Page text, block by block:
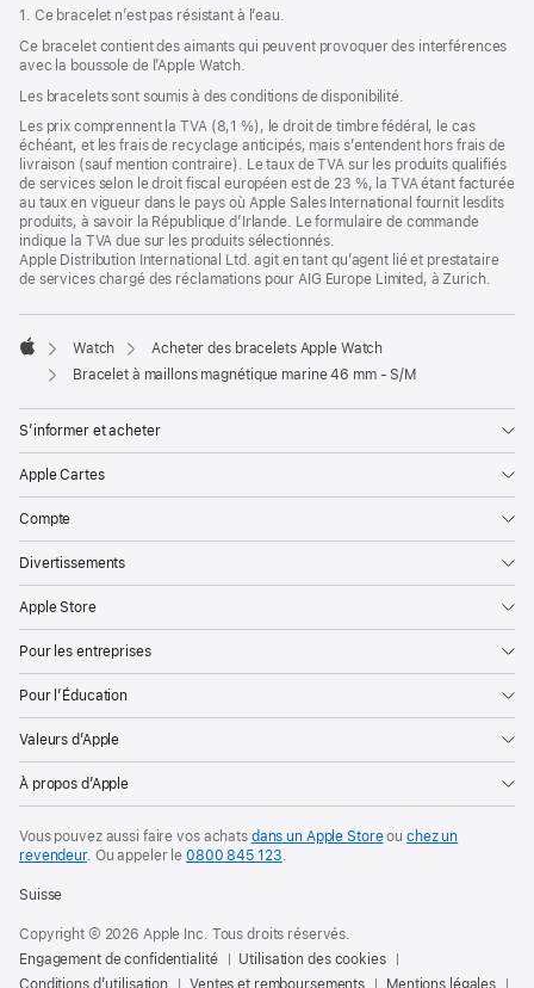
1. Ce bracelet n’est pas résistant à l’eau.
Ce bracelet contient des aimants qui peuvent provoquer des interférences
avec la boussole de l’Apple Watch.
Les bracelets sont soumis à des conditions de disponibilité.
Les prix comprennent la TVA (8,1 %), le droit de timbre fédéral, le cas
échéant, et les frais de recyclage anticipés, mais s’entendent hors frais de
livraison (sauf mention contraire). Le taux de TVA sur les produits qualifiés
de services selon le droit fiscal européen est de 23 %, la TVA étant facturée
au taux en vigueur dans le pays où Apple Sales International fournit lesdits
produits, à savoir la République d’Irlande. Le formulaire de commande
indique la TVA due sur les produits sélectionnés.
Apple Distribution International Ltd. agit en tant qu’agent lié et prestataire
de services chargé des réclamations pour AIG Europe Limited, à Zurich.
Apple
Watch
Acheter des bracelets Apple Watch
Bracelet à maillons magnétique marine 46 mm - S/M
S’informer et acheter
Apple Cartes
Compte
Divertissements
Apple Store
Pour les entreprises
Pour l’Éducation
Valeurs d’Apple
À propos d’Apple
Vous pouvez aussi faire vos achats dans un Apple Storeouchez un
revendeur. Ouappeler le0800 845 123
Suisse
Copyright © 2026 Apple Inc. Tous droits réservés.
Engagement de confidentialité
Utilisation des cookies
Conditions d’utilisation
Ventes et remboursements Mentions légales